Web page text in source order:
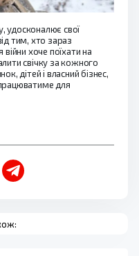
удосконалює свої
тим, хто зараз
хоче поїхати на
свічку за кожного
дітей і власний бізнес,
для